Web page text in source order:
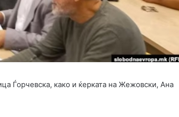
Ѓорчевска, како и ќерката на Жежовски, Ана